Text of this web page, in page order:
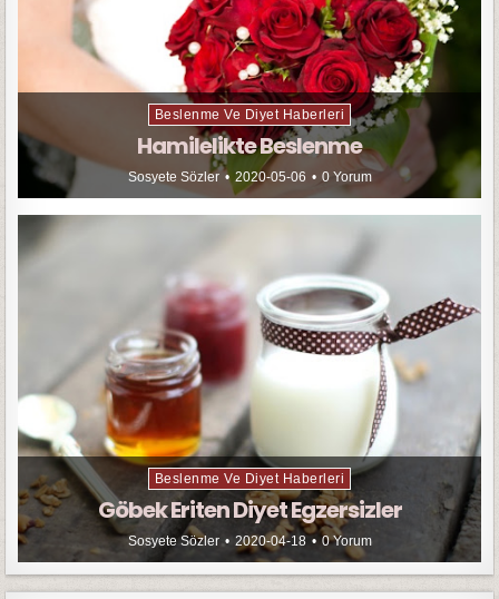
Beslenme Ve Diyet Haberleri
Hamilelikte Beslenme
Sosyete Sözler 2020-05-06 0 Yorum
Beslenme Ve Diyet Haberleri
Göbek Eriten Diyet Egzersizler
Sosyete Sözler 2020-04-18 0 Yorum